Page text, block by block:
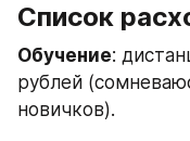
Список
Обучение:
рублей
новичков).